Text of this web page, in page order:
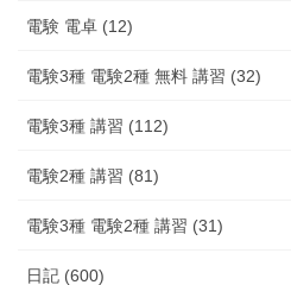
電験 電卓 (12)
電験3種 電験2種 無料 講習 (32)
電験3種 講習 (112)
電験2種 講習 (81)
電験3種 電験2種 講習 (31)
日記 (600)